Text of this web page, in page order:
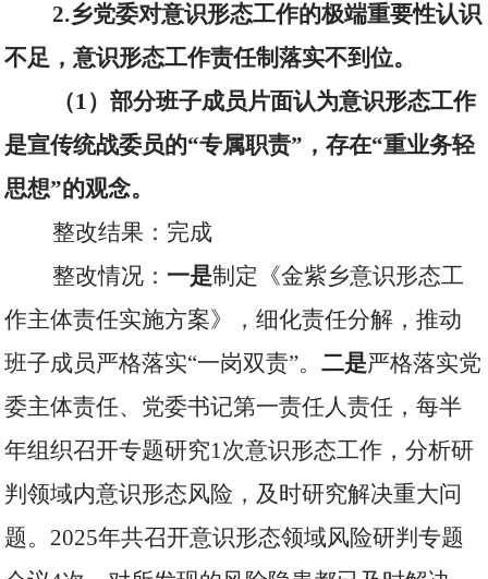
2.乡党委对意识形态工作的极端重要性认识
不足，意识形态工作责任制落实不到位。
（1）部分班子成员片面认为意识形态工作
是宣传统战委员的“专属职责”，存在“重业务轻
思想”的观念。
整改结果：完成
整改情况： 一是制定《金紫乡意识形态工
作主体责任实施方案》，细化责任分解，推动
班子成员严格落实“一岗双责”。二是严格落实党
委主体责任、党委书记第一责任人责任，每半
年组织召开专题研究1次意识形态工作，分析研
判领域内意识形态风险，及时研究解决重大问
题。 2025年共召开意识形态领域风险研判专题